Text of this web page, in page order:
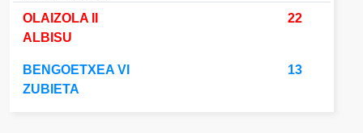
OLAIZOLA II
ALBISU
22
BENGOETXEA VI
ZUBIETA
13